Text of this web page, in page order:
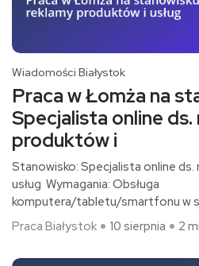
Wiadomości Białystok
Praca w Łomża na
Specjalista online ds.
produktów i
Stanowisko: Specjalista online
usług Wymagania: Obsługa
komputera/tabletu/smartfonu w
Praca Białystok
10 sierpnia 2